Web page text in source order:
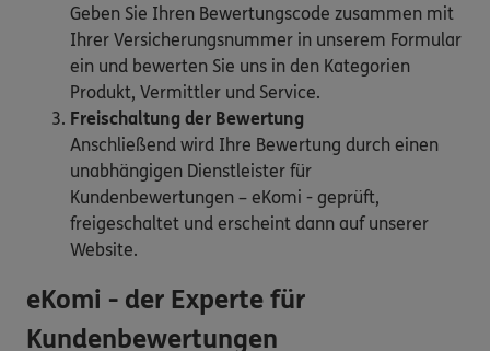
Geben Sie Ihren Bewertungscode zusammen mit
Ihrer Versicherungsnummer in unserem Formular
ein und bewerten Sie uns in den Kategorien
Produkt, Vermittler und Service.
Freischaltung der Bewertung
Anschließend wird Ihre Bewertung durch einen
unabhängigen Dienstleister für
Kundenbewertungen – eKomi - geprüft,
freigeschaltet und erscheint dann auf unserer
Website.
eKomi - der Experte für
Kundenbewertungen